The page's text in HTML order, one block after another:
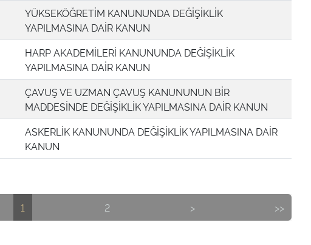
YÜKSEKÖĞRETİM KANUNUNDA DEĞİŞİKLİK
YAPILMASINA DAİR KANUN
HARP AKADEMİLERİ KANUNUNDA DEĞİŞİKLİK
YAPILMASINA DAİR KANUN
ÇAVUŞ VE UZMAN ÇAVUŞ KANUNUNUN BİR
MADDESİNDE DEĞİŞİKLİK YAPILMASINA DAİR KANUN
ASKERLİK KANUNUNDA DEĞİŞİKLİK YAPILMASINA DAİR
KANUN
1 2 > >>